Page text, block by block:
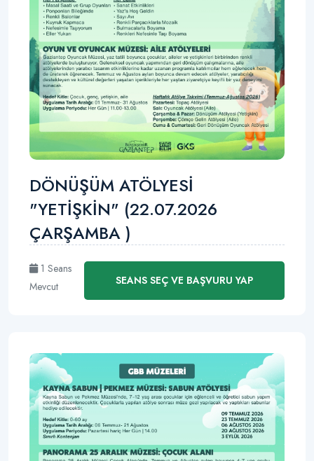
DÖNÜŞÜM ATÖLYESİ
"YETİŞKİN" (22.07.2026
ÇARŞAMBA )
1 Seans
Mevcut
SEANS SEÇ VE BAŞVURU YAP